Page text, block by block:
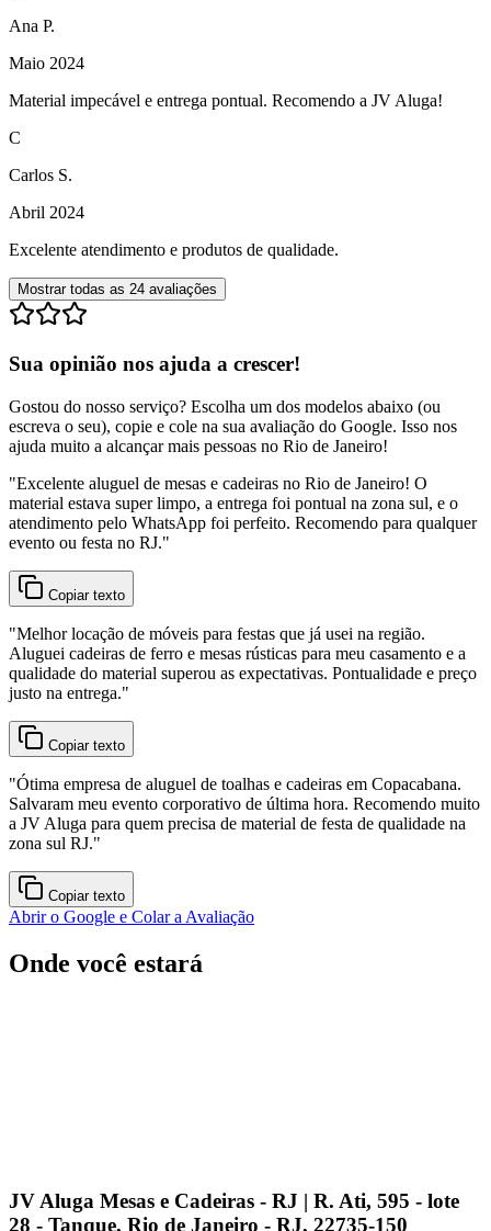
Ana P.
Maio 2024
Material impecável e entrega pontual. Recomendo a JV Aluga!
C
Carlos S.
Abril 2024
Excelente atendimento e produtos de qualidade.
Mostrar todas as 24 avaliações
Sua opinião nos ajuda a crescer!
Gostou do nosso serviço? Escolha um dos modelos abaixo (ou
escreva o seu), copie e cole na sua avaliação do Google. Isso nos
ajuda muito a alcançar mais pessoas no Rio de Janeiro!
"Excelente aluguel de mesas e cadeiras no Rio de Janeiro! O
material estava super limpo, a entrega foi pontual na zona sul, e o
atendimento pelo WhatsApp foi perfeito. Recomendo para qualquer
evento ou festa no RJ."
Copiar texto
"Melhor locação de móveis para festas que já usei na região.
Aluguei cadeiras de ferro e mesas rústicas para meu casamento e a
qualidade do material superou as expectativas. Pontualidade e preço
justo na entrega."
Copiar texto
"Ótima empresa de aluguel de toalhas e cadeiras em Copacabana.
Salvaram meu evento corporativo de última hora. Recomendo muito
a JV Aluga para quem precisa de material de festa de qualidade na
zona sul RJ."
Copiar texto
Abrir o Google e Colar a Avaliação
Onde você estará
JV Aluga Mesas e Cadeiras - RJ | R. Ati, 595 - lote
28 - Tanque, Rio de Janeiro - RJ, 22735-150